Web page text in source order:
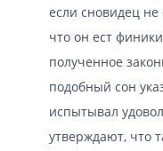
если сновидец не
что он ест
полученное
подобный сон
испытывал
утверждают, что